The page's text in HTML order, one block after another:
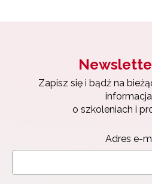
Zapisz się i bądź na
o szkoleniach i
Adres e-
Zapisz się i bądź na
Adres e-mail:
Wyrażam zgodę na
osobowych przez ORE w celach